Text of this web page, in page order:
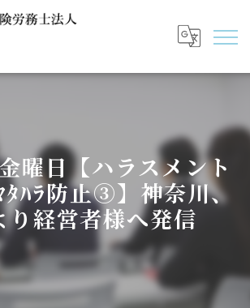
曜日【ハラスメント
ﾊﾗ防止③】神奈川、
り経営者様へ発信